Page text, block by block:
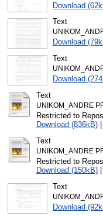
Download
Text
Download
Text
Download
Text
UNIKOM_ANDRE
Restricted to
Download (836kB)|
Text
UNIKOM_ANDRE
Restricted to
Download (150kB)|
Text
Download